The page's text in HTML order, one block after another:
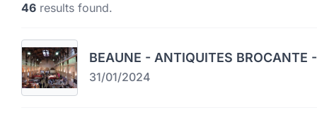
46 results found.
BEAUNE - ANTIQUITES BROCANTE
31/01/2024